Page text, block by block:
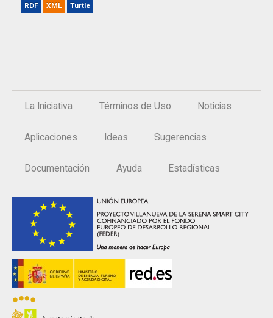
RDF XML Turtle
La Iniciativa Términos de Uso Noticias
Aplicaciones Ideas Sugerencias
Documentación Ayuda Estadísticas